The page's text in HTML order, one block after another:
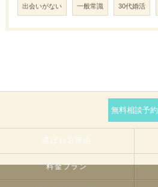
出会いがない 一般常識 30代婚活
無料相談予約
選ばれる理由
料金プラン